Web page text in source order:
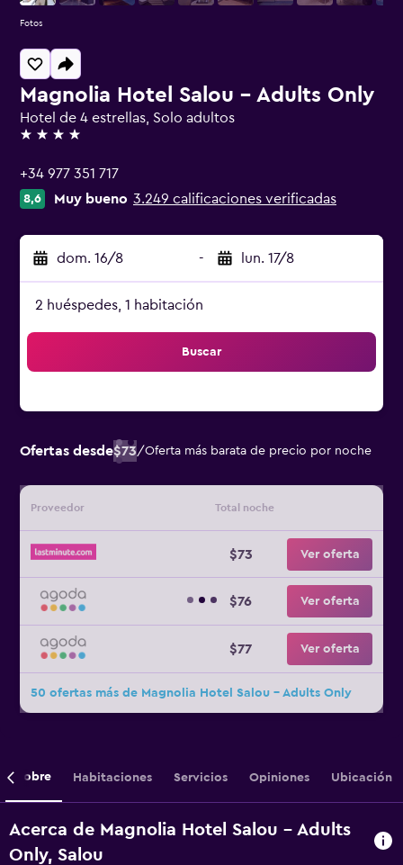
Magnolia Hotel Salou - Adults Only
Hotel de 4 estrellas, Solo adultos
4 estrellas
+34 977 351 717
8,6 Muy bueno 3.249 calificaciones verificadas
dom. 16/8 - lun. 17/8
2 huéspedes, 1 habitación
Buscar
Ofertas desde$73/Oferta más barata de precio por noche
Proveedor Total noche
$73 Ver oferta
$76 Ver oferta
$77 Ver oferta
50 ofertas más de Magnolia Hotel Salou - Adults Only
Fotos
Sobre Habitaciones Servicios Opiniones Ubicación
Acerca de Magnolia Hotel Salou - Adults
Only, Salou